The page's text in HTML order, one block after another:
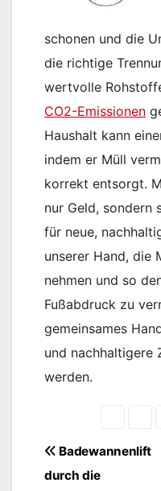
schonen und die
die richtige
wertvolle
CO2-Emissionen
Haushalt kann
indem er Müll
korrekt entsorgt.
nur Geld, sondern
für neue,
unserer Hand, die
nehmen und so
Fußabdruck zu
gemeinsames
und nachhaltigere
werden.
Beitragsnavigation
Badewannenlift
durch die